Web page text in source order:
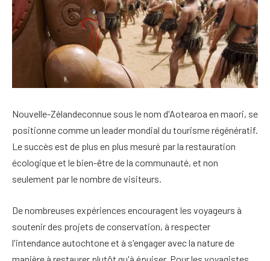
Nouvelle-Zélandeconnue sous le nom d'Aotearoa en maori, se
positionne comme un leader mondial du tourisme régénératif.
Le succès est de plus en plus mesuré par la restauration
écologique et le bien-être de la communauté, et non
seulement par le nombre de visiteurs.
De nombreuses expériences encouragent les voyageurs à
soutenir des projets de conservation, à respecter
l'intendance autochtone et à s'engager avec la nature de